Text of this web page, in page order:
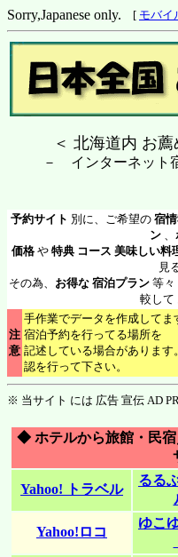
Sorry,Japanese only. [ モバイ
＜ 北海道内 お薦
－ インターネット宿
予約サイト 別に、ご希望の 宿
ン 、
価格や 特典 コース 美味しい料
見
その為、 お得な 宿泊プラン 等
較して
注
意
手作業でデータを作成して
宿泊予約を行ってる場所を
記述している場合がありま
認を行って下さい。
※ 当サイト には 広告 宣伝 AD
◆ ホテルから旅館・民
Yahoo! トラベル
るる
Yahoo!ロコ
ゆこ